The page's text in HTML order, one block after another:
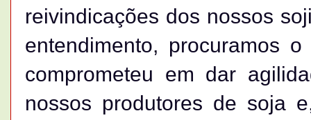
reivindicações dos nossos
entendimento, procuramos
comprometeu em dar
nossos produtores de soja